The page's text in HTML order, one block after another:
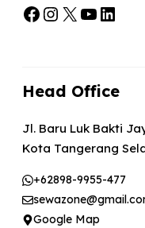
Facebook
Instagram
X YouTube
Head Office
Jl. Baru Luk Bakti
Kota Tangerang
+62898-9955-477
Google Map